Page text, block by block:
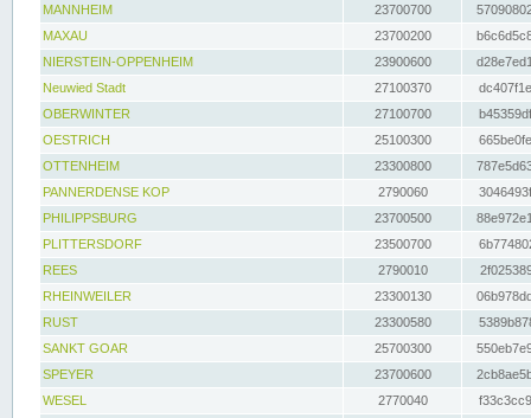
MANNHEIM
23700700
MAXAU
23700200
NIERSTEIN-OPPENHEIM
23900600
Neuwied Stadt
27100370
OBERWINTER
27100700
OESTRICH
25100300
OTTENHEIM
23300800
PANNERDENSE KOP
2790060
PHILIPPSBURG
23700500
PLITTERSDORF
23500700
REES
2790010
RHEINWEILER
23300130
RUST
23300580
SANKT GOAR
25700300
SPEYER
23700600
WESEL
2770040